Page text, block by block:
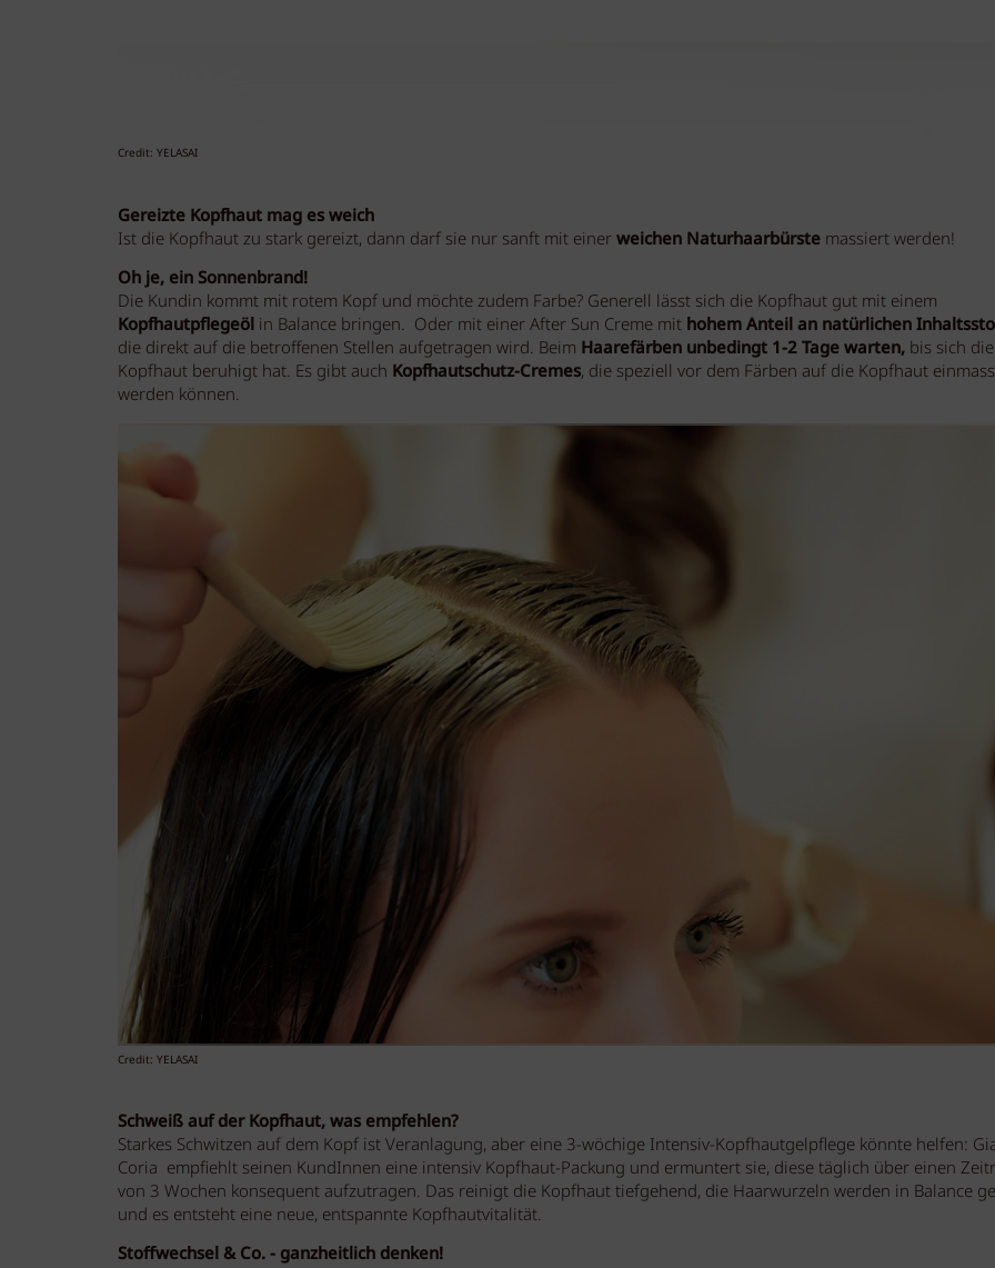
Credit: YELASAI
Gereizte Kopfhaut mag es weich
Ist die Kopfhaut zu stark gereizt, dann darf sie nur sanft mit einerweichen Naturhaarbürstemassiert werden!
Oh je, ein Sonnenbrand!
Die Kundin kommt mit rotem Kopf und möchte zudem Farbe? Generell lässt sich die Kopfhaut gut mit einem
Kopfhautpflegeöl in Balance bringen. Oder mit einer After Sun Creme mit hohem Anteil an natürlichen
die direkt auf die betroffenen Stellen aufgetragen wird. Beim Haarefärben unbedingt 1-2 Tage warten,bis sich die
Kopfhaut beruhigt hat. Es gibt auch Kopfhautschutz-Cremes, die speziell vor dem Färben auf die Kopfhaut
werden können.
Credit: YELASAI
Schweiß auf der Kopfhaut, was empfehlen?
Starkes Schwitzen auf dem Kopf ist Veranlagung, aber eine 3-wöchige Intensiv-Kopfhautgelpflege könnte helfen:
Coria empfiehlt seinen KundInnen eine intensiv Kopfhaut-Packung und ermuntert sie, diese täglich über einen
von 3 Wochen konsequent aufzutragen. Das reinigt die Kopfhaut tiefgehend, die Haarwurzeln werden in Balance
und es entsteht eine neue, entspannte Kopfhautvitalität.
Stoffwechsel & Co. - ganzheitlich denken!